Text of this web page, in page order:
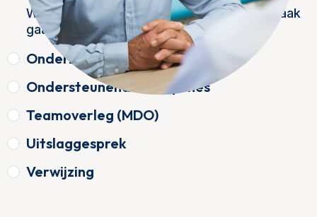
We kijken of verder onderzoek nodig is. Vaak
gaat dit om een DNA-test.
Onderzoek
Ondersteunende disciplines
Teamoverleg (MDO)
Uitslaggesprek
Verwijzing